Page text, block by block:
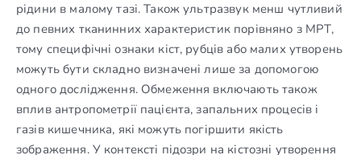
рідини в малому тазі. Також ультразвук менш чутливий
до певних тканинних характеристик порівняно з МРТ,
тому специфічні ознаки кіст, рубців або малих утворень
можуть бути складно визначені лише за допомогою
одного дослідження. Обмеження включають також
вплив антропометрії пацієнта, запальних процесів і
газів кишечника, які можуть погіршити якість
зображення. У контексті підозри на кістозні утворення